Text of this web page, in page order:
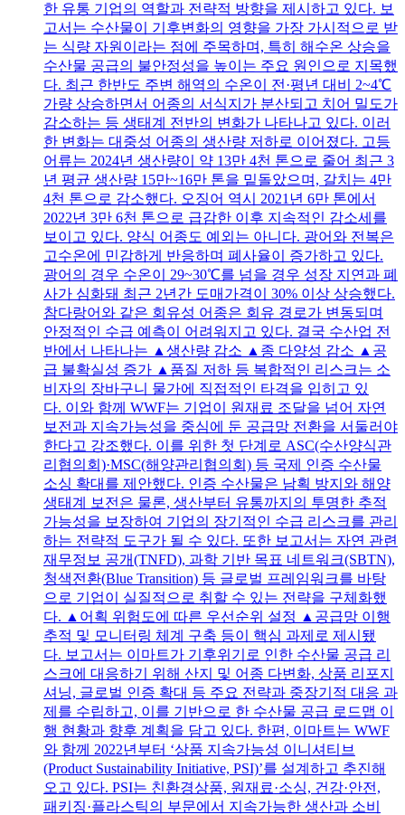
한 유통 기업의 역할과 전략적 방향을 제시하고 있다. 보
고서는 수산물이 기후변화의 영향을 가장 가시적으로 받
는 식량 자원이라는 점에 주목하며, 특히 해수온 상승을
수산물 공급의 불안정성을 높이는 주요 원인으로 지목했
다. 최근 한반도 주변 해역의 수온이 전·평년 대비 2~4℃
가량 상승하면서 어종의 서식지가 분산되고 치어 밀도가
감소하는 등 생태계 전반의 변화가 나타나고 있다. 이러
한 변화는 대중성 어종의 생산량 저하로 이어졌다. 고등
어류는 2024년 생산량이 약 13만 4천 톤으로 줄어 최근 3
년 평균 생산량 15만~16만 톤을 밑돌았으며, 갈치는 4만
4천 톤으로 감소했다. 오징어 역시 2021년 6만 톤에서
2022년 3만 6천 톤으로 급감한 이후 지속적인 감소세를
보이고 있다. 양식 어종도 예외는 아니다. 광어와 전복은
고수온에 민감하게 반응하며 폐사율이 증가하고 있다.
광어의 경우 수온이 29~30℃를 넘을 경우 성장 지연과 폐
사가 심화돼 최근 2년간 도매가격이 30% 이상 상승했다.
참다랑어와 같은 회유성 어종은 회유 경로가 변동되며
안정적인 수급 예측이 어려워지고 있다. 결국 수산업 전
반에서 나타나는 ▲생산량 감소 ▲종 다양성 감소 ▲공
급 불확실성 증가 ▲품질 저하 등 복합적인 리스크는 소
비자의 장바구니 물가에 직접적인 타격을 입히고 있
다. 이와 함께 WWF는 기업이 원재료 조달을 넘어 자연
보전과 지속가능성을 중심에 둔 공급망 전환을 서둘러야
한다고 강조했다. 이를 위한 첫 단계로 ASC(수산양식관
리협의회)·MSC(해양관리협의회) 등 국제 인증 수산물
소싱 확대를 제안했다. 인증 수산물은 남획 방지와 해양
생태계 보전은 물론, 생산부터 유통까지의 투명한 추적
가능성을 보장하여 기업의 장기적인 수급 리스크를 관리
하는 전략적 도구가 될 수 있다. 또한 보고서는 자연 관련
재무정보 공개(TNFD), 과학 기반 목표 네트워크(SBTN),
청색전환(Blue Transition) 등 글로벌 프레임워크를 바탕
으로 기업이 실질적으로 취할 수 있는 전략을 구체화했
다. ▲어획 위험도에 따른 우선순위 설정 ▲공급망 이행
추적 및 모니터링 체계 구축 등이 핵심 과제로 제시됐
다. 보고서는 이마트가 기후위기로 인한 수산물 공급 리
스크에 대응하기 위해 산지 및 어종 다변화, 상품 리포지
셔닝, 글로벌 인증 확대 등 주요 전략과 중장기적 대응 과
제를 수립하고, 이를 기반으로 한 수산물 공급 로드맵 이
행 현황과 향후 계획을 담고 있다. 한편, 이마트는 WWF
와 함께 2022년부터 ‘상품 지속가능성 이니셔티브
(Product Sustainability Initiative, PSI)’를 설계하고 추진해
오고 있다. PSI는 친환경상품, 원재료·소싱, 건강·안전,
패키징·플라스틱의 부문에서 지속가능한 생산과 소비